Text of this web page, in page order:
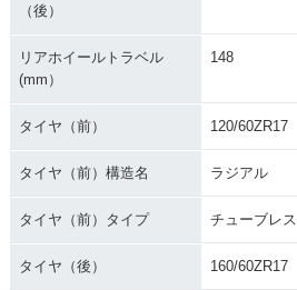
（後）
リアホイールトラベル
(mm）
148
タイヤ（前） 120/60ZR17
タイヤ（前）構造名 ラジアル
タイヤ（前）タイプ チューブレス
タイヤ（後） 160/60ZR17